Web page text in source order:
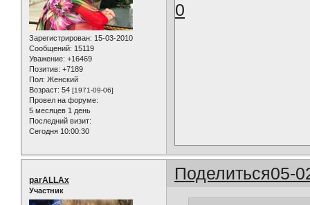
Зарегистрирован: 15-03-2010
Сообщений: 15119
Уважение: +16469
Позитив: +7189
Пол: Женский
Возраст: 54 [1971-09-06]
Провел на форуме:
5 месяцев 1 день
Последний визит:
Сегодня 10:00:30
0
Поделиться05-
parALLAx
Участник